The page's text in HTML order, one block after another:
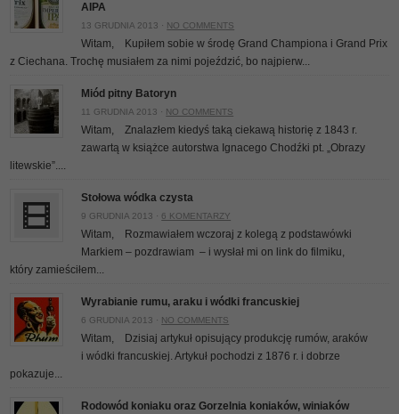
AIPA
13 GRUDNIA 2013 · NO COMMENTS
Witam, Kupiłem sobie w środę Grand Championa i Grand Prix
z Ciechana. Trochę musiałem za nimi pojeździć, bo najpierw...
Miód pitny Batoryn
11 GRUDNIA 2013 · NO COMMENTS
Witam, Znalazłem kiedyś taką ciekawą historię z 1843 r.
zawartą w książce autorstwa Ignacego Chodźki pt. „Obrazy
litewskie”....
Stołowa wódka czysta
9 GRUDNIA 2013 · 6 KOMENTARZY
Witam, Rozmawiałem wczoraj z kolegą z podstawówki
Markiem – pozdrawiam – i wysłał mi on link do filmiku,
który zamieściłem...
Wyrabianie rumu, araku i wódki francuskiej
6 GRUDNIA 2013 · NO COMMENTS
Witam, Dzisiaj artykuł opisujący produkcję rumów, araków
i wódki francuskiej. Artykuł pochodzi z 1876 r. i dobrze
pokazuje...
Rodowód koniaku oraz Gorzelnia koniaków, winiaków